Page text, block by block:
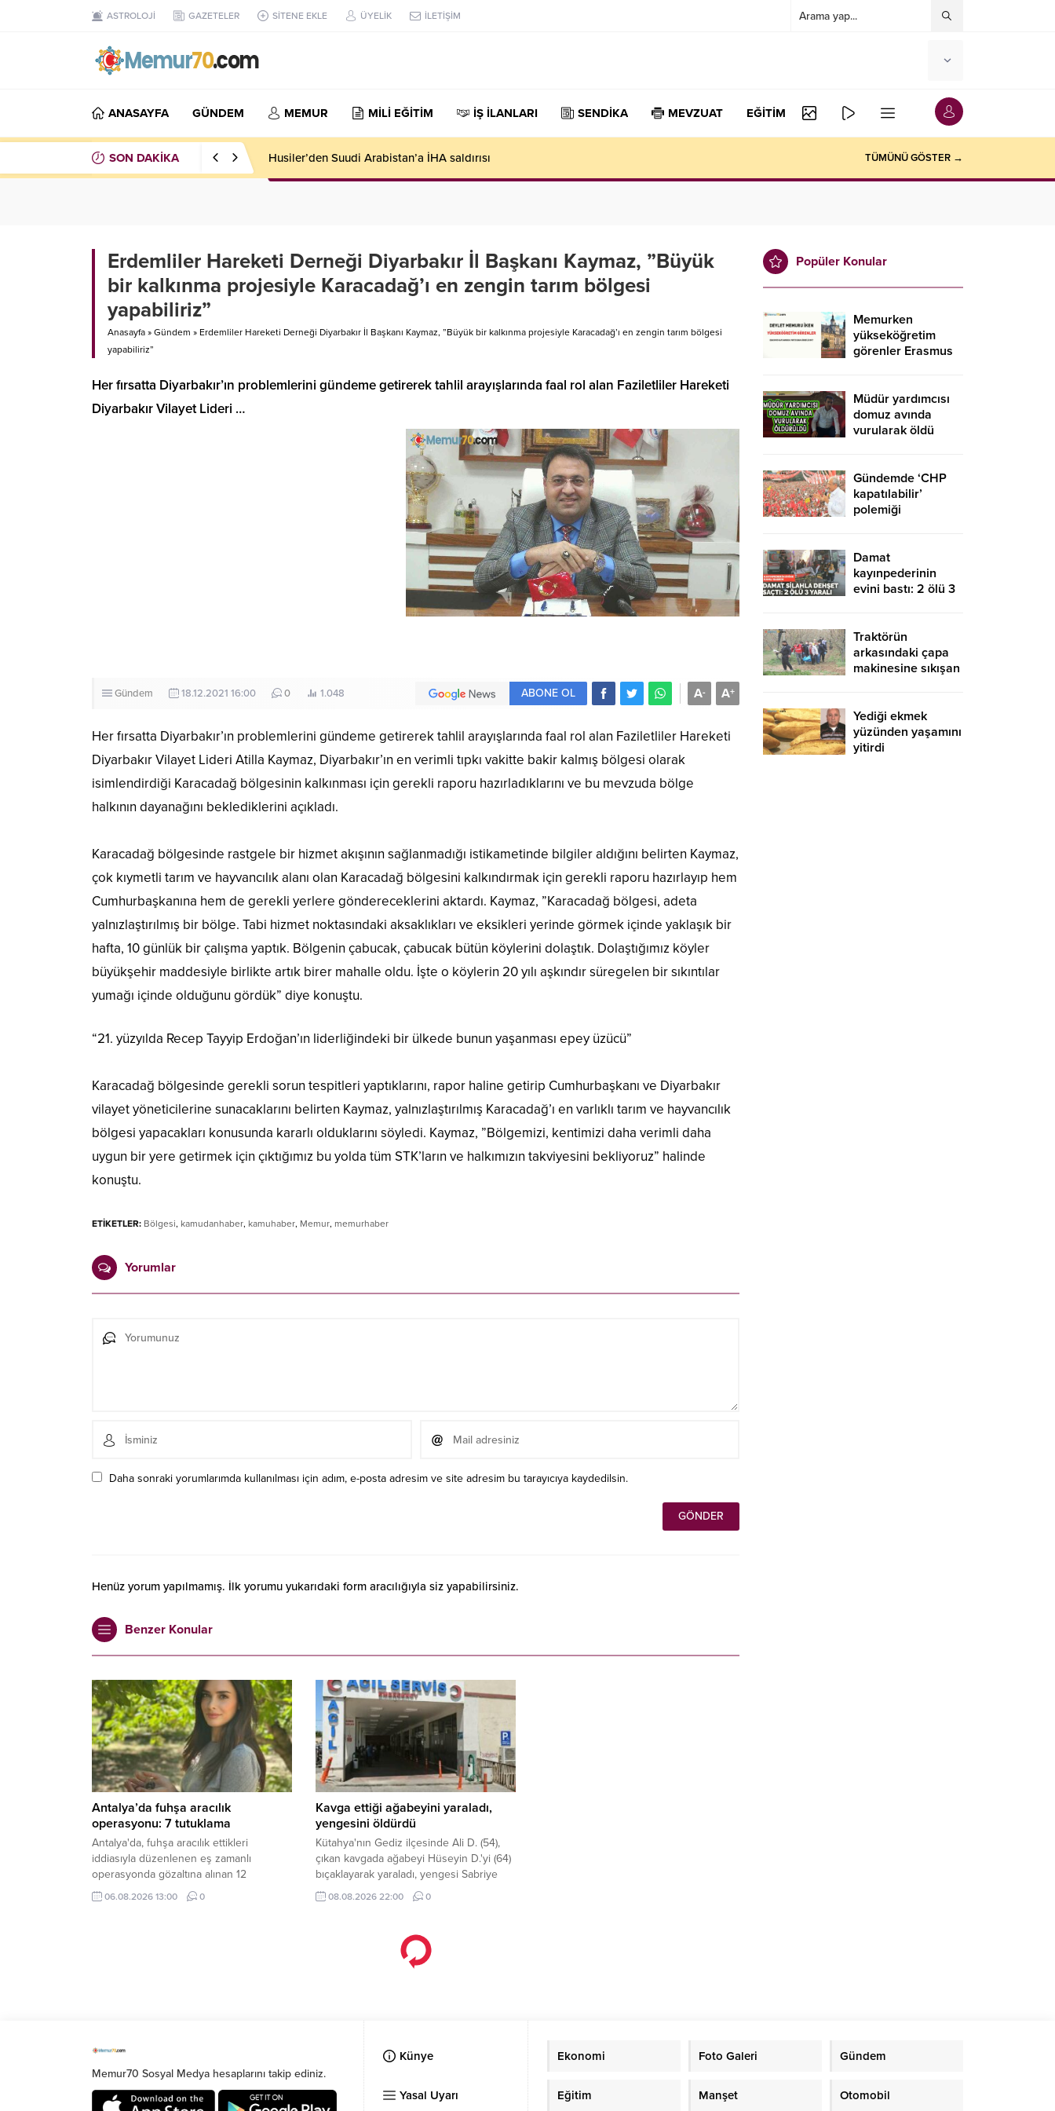
ASTROLOJİ GAZETELER SİTENE EKLE ÜYELİK İLETİŞİM
ANASAYFA GÜNDEM MEMUR MİLİ EĞİTİM İŞ İLANLARI SENDİKA MEVZUAT EĞİTİM
SON DAKİKA İsrail’de Gazze gerilimi: Basın açıkladı, Başbakanlık yalanladı TÜMÜNÜ GÖSTER →
Erdemliler Hareketi Derneği Diyarbakır İl Başkanı Kaymaz, ”Büyük
bir kalkınma projesiyle Karacadağ’ı en zengin tarım bölgesi
yapabiliriz”
Anasayfa » Gündem » Erdemliler Hareketi Derneği Diyarbakır İl Başkanı Kaymaz, ”Büyük bir kalkınma projesiyle Karacadağ’ı en zengin tarım bölgesi
yapabiliriz”
Her fırsatta Diyarbakır’ın problemlerini gündeme getirerek tahlil arayışlarında faal rol alan Faziletliler Hareketi
Diyarbakır Vilayet Lideri …
Gündem 18.12.2021 16:00 0 1.048 A+
A-
ABONE OL
Her fırsatta Diyarbakır’ın problemlerini gündeme getirerek tahlil arayışlarında faal rol alan Faziletliler Hareketi
Diyarbakır Vilayet Lideri Atilla Kaymaz, Diyarbakır’ın en verimli tıpkı vakitte bakir kalmış bölgesi olarak
isimlendirdiği Karacadağ bölgesinin kalkınması için gerekli raporu hazırladıklarını ve bu mevzuda bölge
halkının dayanağını beklediklerini açıkladı.
Karacadağ bölgesinde rastgele bir hizmet akışının sağlanmadığı istikametinde bilgiler aldığını belirten Kaymaz,
çok kıymetli tarım ve hayvancılık alanı olan Karacadağ bölgesini kalkındırmak için gerekli raporu hazırlayıp hem
Cumhurbaşkanına hem de gerekli yerlere göndereceklerini aktardı. Kaymaz, ”Karacadağ bölgesi, adeta
yalnızlaştırılmış bir bölge. Tabi hizmet noktasındaki aksaklıkları ve eksikleri yerinde görmek içinde yaklaşık bir
hafta, 10 günlük bir çalışma yaptık. Bölgenin çabucak, çabucak bütün köylerini dolaştık. Dolaştığımız köyler
büyükşehir maddesiyle birlikte artık birer mahalle oldu. İşte o köylerin 20 yılı aşkındır süregelen bir sıkıntılar
yumağı içinde olduğunu gördük” diye konuştu.
“21. yüzyılda Recep Tayyip Erdoğan’ın liderliğindeki bir ülkede bunun yaşanması epey üzücü”
Karacadağ bölgesinde gerekli sorun tespitleri yaptıklarını, rapor haline getirip Cumhurbaşkanı ve Diyarbakır
vilayet yöneticilerine sunacaklarını belirten Kaymaz, yalnızlaştırılmış Karacadağ’ı en varlıklı tarım ve hayvancılık
bölgesi yapacakları konusunda kararlı olduklarını söyledi. Kaymaz, ”Bölgemizi, kentimizi daha verimli daha
uygun bir yere getirmek için çıktığımız bu yolda tüm STK’ların ve halkımızın takviyesini bekliyoruz” halinde
konuştu.
ETİKETLER: Bölgesi, kamudanhaber, kamuhaber, Memur, memurhaber
Yorumlar
Daha sonraki yorumlarımda kullanılması için adım, e-posta adresim ve site adresim bu tarayıcıya kaydedilsin.
Henüz yorum yapılmamış. İlk yorumu yukarıdaki form aracılığıyla siz yapabilirsiniz.
Benzer Konular
Antalya’da fuhşa aracılık
operasyonu: 7 tutuklama
Antalya'da, fuhşa aracılık ettikleri
iddiasıyla düzenlenen eş zamanlı
operasyonda gözaltına alınan 12
şüpheliden 7’si tutuklandı, 4’ü adli kontrol
şartıyla, 1'i savcılıktan serbest bırakıldı.
06.08.2026 13:00 0
Kavga ettiği ağabeyini yaraladı,
yengesini öldürdü
Kütahya'nın Gediz ilçesinde Ali D. (54),
çıkan kavgada ağabeyi Hüseyin D.'yi (64)
bıçaklayarak yaraladı, yengesi Sabriye
D.'yi ise (62) ise öldürdü. Ali D., olayın
ardından jandarma tarafından gözaltına
08.08.2026 22:00 0
Şişli’de bir kozmetik mağazasında müşterinin cep telefonunu yankesicilik formülüyle çalan şahıs yakalanarak
gözaltına alındı. O anlar güvenlik …
Popüler Konular
Memurken
yükseköğretim
görenler Erasmus
mi?
Müdür yardımcısı
domuz avında
vurularak öldü
Gündemde ‘CHP
kapatılabilir’
polemiği
Damat
kayınpederinin
evini bastı: 2 ölü 3
Traktörün
arkasındaki çapa
makinesine sıkışan
Yediği ekmek
yüzünden yaşamını
yitirdi